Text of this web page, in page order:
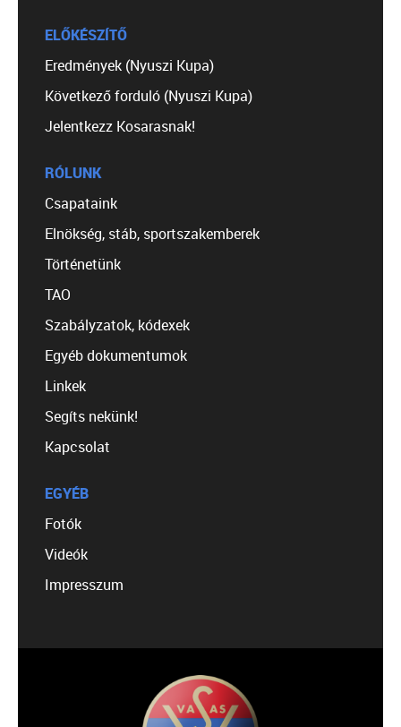
ELŐKÉSZÍTŐ
Eredmények (Nyuszi Kupa)
Következő forduló (Nyuszi Kupa)
Jelentkezz Kosarasnak!
RÓLUNK
Csapataink
Elnökség, stáb, sportszakemberek
Történetünk
TAO
Szabályzatok, kódexek
Egyéb dokumentumok
Linkek
Segíts nekünk!
Kapcsolat
EGYÉB
Fotók
Videók
Impresszum